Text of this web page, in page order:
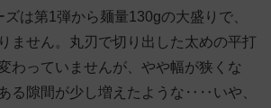
は第1弾から麺量130gの大盛りで、
ません。丸刃で切り出した太めの平打
わっていませんが、やや幅が狭くな
る隙間が少し増えたような‥‥いや、